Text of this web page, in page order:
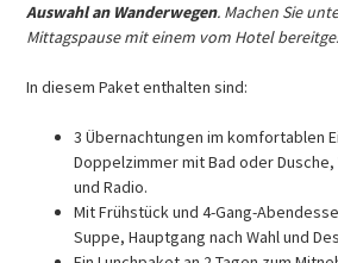
Auswahl an Wanderwegen. Machen Sie
Mittagspause mit einem vom Hotel
In diesem Paket enthalten sind:
3 Übernachtungen im komfortablen
Doppelzimmer mit Bad oder Dusche,
und Radio.
Mit Frühstück und 4-Gang-
Suppe, Hauptgang nach Wahl und